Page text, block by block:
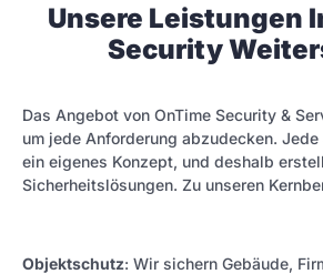
Unsere Leistungen
Security
Das Angebot von OnTime Security &
um jede Anforderung abzudecken.
ein eigenes Konzept, und deshalb
Sicherheitslösungen. Zu unseren
Objektschutz: Wir sichern Gebäude,